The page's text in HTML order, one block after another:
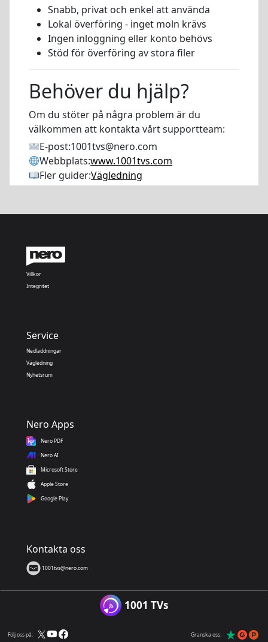
Snabb, privat och enkel att använda
Lokal överföring - inget moln krävs
Ingen inloggning eller konto behövs
Stöd för överföring av stora filer
Behöver du hjälp?
Om du stöter på några problem är du
välkommen att kontakta vårt supportteam:
E-post:1001tvs@nero.com
Webbplats:www.1001tvs.com
Fler guider:Vägledning
Villkor
Integritet
Service
Nedladdningar
Vägledning
Nyhetsrum
Nero Apps
Nero PDF
Nero AI
Microsoft Store
Apple Store
Google Play
Kontakta oss
1001tvs@nero.com
1001 TVs
Följ oss på: Granska oss: